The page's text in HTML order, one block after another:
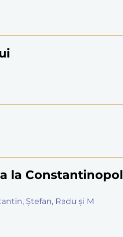
la Constantinopol
Ștefan, Radu și M